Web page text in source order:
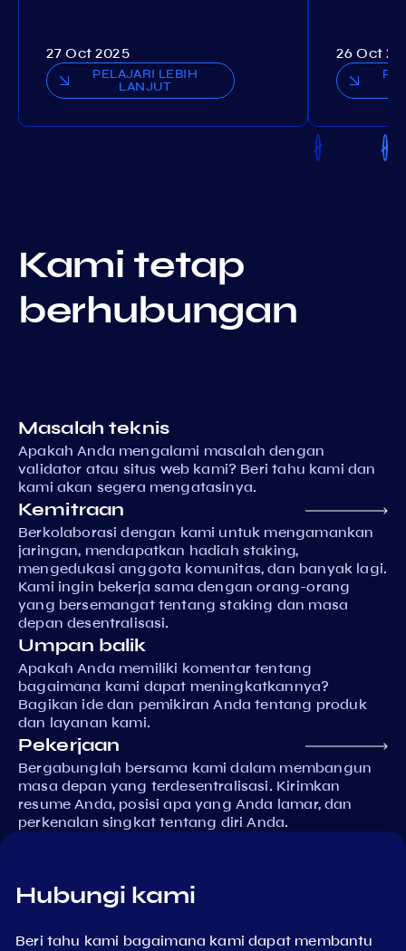
27 Oct 2025
PELAJARI LEBIH
LANJUT
26 Oct
Kami tetap
berhubungan
Masalah teknis
Apakah Anda mengalami masalah dengan
validator atau situs web kami? Beri tahu kami dan
kami akan segera mengatasinya.
Kemitraan
Berkolaborasi dengan kami untuk mengamankan
jaringan, mendapatkan hadiah staking,
mengedukasi anggota komunitas, dan banyak lagi.
Kami ingin bekerja sama dengan orang-orang
yang bersemangat tentang staking dan masa
depan desentralisasi.
Umpan balik
Apakah Anda memiliki komentar tentang
bagaimana kami dapat meningkatkannya?
Bagikan ide dan pemikiran Anda tentang produk
dan layanan kami.
Pekerjaan
Bergabunglah bersama kami dalam membangun
masa depan yang terdesentralisasi. Kirimkan
resume Anda, posisi apa yang Anda lamar, dan
perkenalan singkat tentang diri Anda.
Hubungi kami
Beri tahu kami bagaimana kami dapat membantu